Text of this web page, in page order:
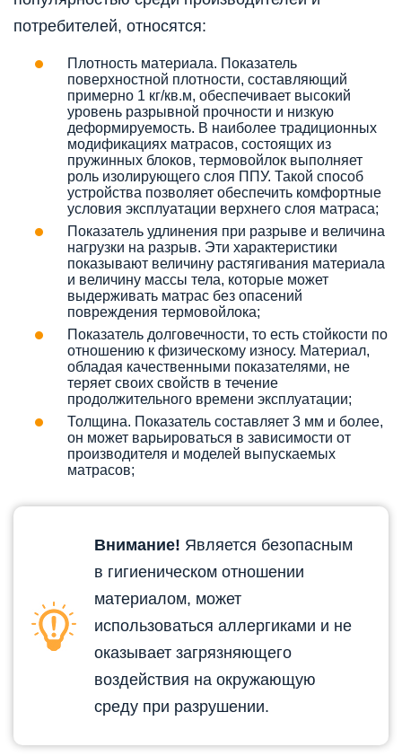
потребителей, относятся:
Плотность материала. Показатель
поверхностной плотности, составляющий
примерно 1 кг/кв.м, обеспечивает высокий
уровень разрывной прочности и низкую
деформируемость. В наиболее традиционных
модификациях матрасов, состоящих из
пружинных блоков, термовойлок выполняет
роль изолирующего слоя ППУ. Такой способ
устройства позволяет обеспечить комфортные
условия эксплуатации верхнего слоя матраса;
Показатель удлинения при разрыве и величина
нагрузки на разрыв. Эти характеристики
показывают величину растягивания материала
и величину массы тела, которые может
выдерживать матрас без опасений
повреждения термовойлока;
Показатель долговечности, то есть стойкости по
отношению к физическому износу. Материал,
обладая качественными показателями, не
теряет своих свойств в течение
продолжительного времени эксплуатации;
Толщина. Показатель составляет 3 мм и более,
он может варьироваться в зависимости от
производителя и моделей выпускаемых
матрасов;
Внимание! Является безопасным
в гигиеническом отношении
материалом, может
использоваться аллергиками и не
оказывает загрязняющего
воздействия на окружающую
среду при разрушении.